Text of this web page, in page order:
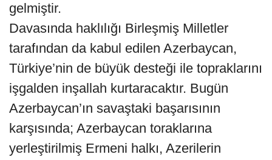
gelmiştir.
Davasında haklılığı Birleşmiş Milletler
tarafından da kabul edilen Azerbaycan,
Türkiye’nin de büyük desteği ile topraklarını
işgalden inşallah kurtaracaktır. Bugün
Azerbaycan’ın savaştaki başarısının
karşısında; Azerbaycan toraklarına
yerleştirilmiş Ermeni halkı, Azerilerin